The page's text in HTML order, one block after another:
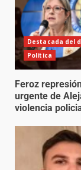
Destacada del
Política
Feroz
urgente de
violencia